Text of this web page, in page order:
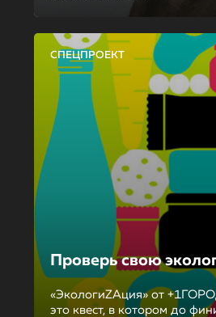
СПЕЦПРОЕКТ
Проверь свою
«ЭкологиZAция» от
это квест, в котором до